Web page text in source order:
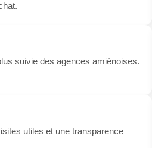
suivie des agences amiénoises.
utiles et une transparence